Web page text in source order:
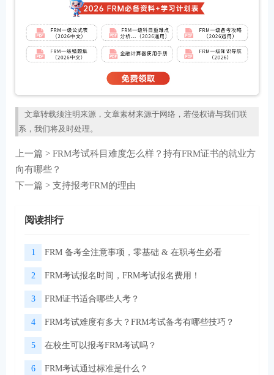
文章转载须注明来源，文章素材来源于网络，若侵权请与我们联
系，我们将及时处理。
上一篇 > FRM考试科目难度怎么样？持有FRM证书的就业方
向有哪些？
下一篇 > 支持报考FRM的理由
阅读排行
1 FRM 备考全注意事项，零基础 & 在职考生必看
2 FRM考试报名时间，FRM考试报名费用！
3 FRM证书适合哪些人考？
4 FRM考试难度有多大？FRM考试备考有哪些技巧？
5 在校生可以报考FRM考试吗？
6 FRM考试通过标准是什么？